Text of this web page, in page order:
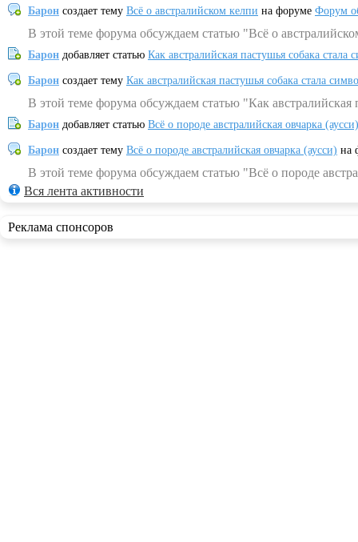
Барон создает тему Всё о австралийском келпи на форуме Форум
В этой теме форума обсуждаем статью "Всё о
Барон добавляет статью Как австралийская пастушья собака
Барон создает тему Как австралийская пастушья собака стала
В этой теме форума обсуждаем статью "Как
Барон добавляет статью Всё о породе австралийская овчарка (аусси)
Барон создает тему Всё о породе австралийская овчарка (аусси) на
В этой теме форума обсуждаем статью "Всё о породе
Вся лента активности
Реклама спонсоров